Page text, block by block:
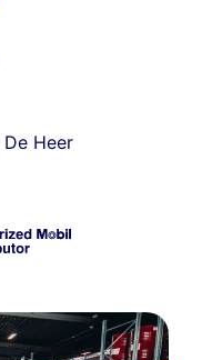
De Heer